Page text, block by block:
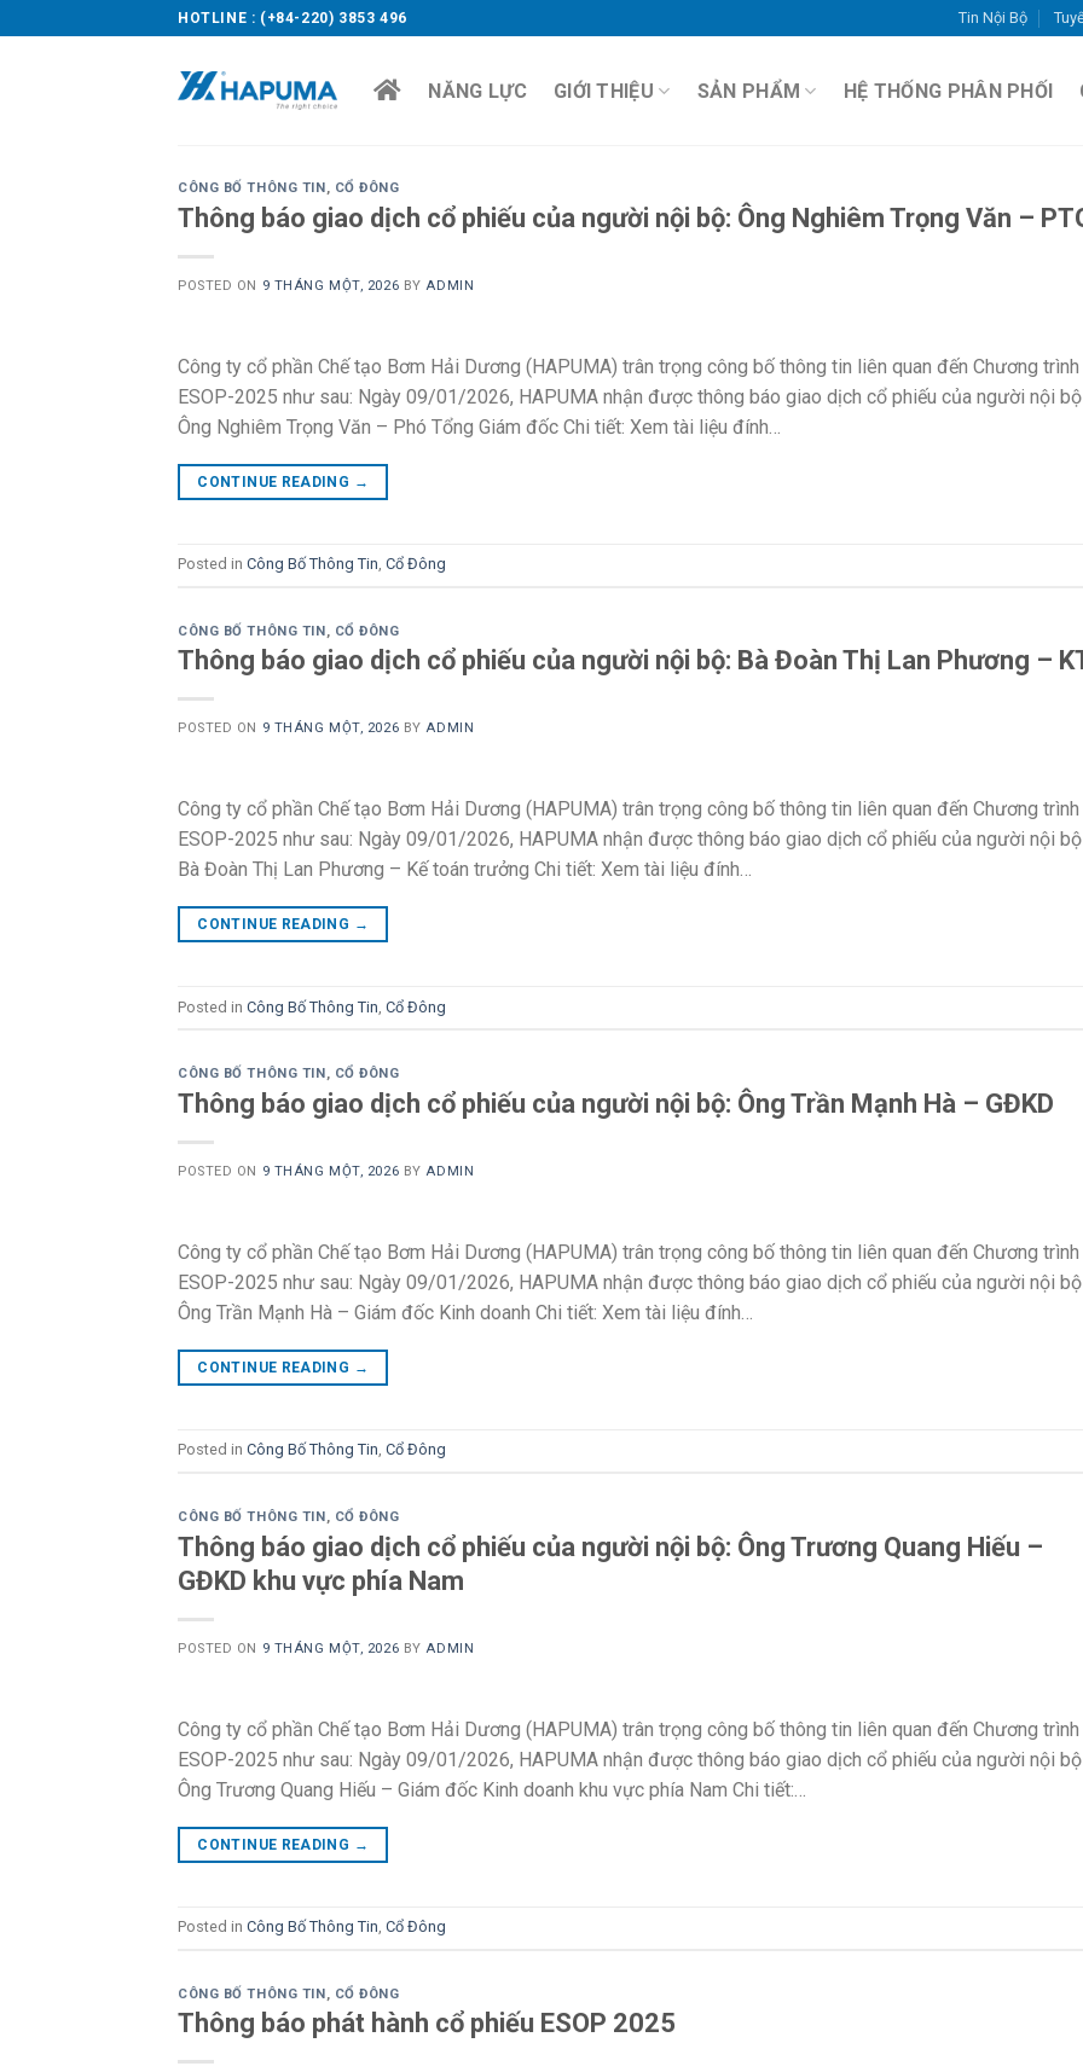
to
HOTLINE : (+84-220) 3853 496 Tin Nội Bộ
NĂNG LỰC GIỚI THIỆU SẢN PHẨM HỆ THỐNG PHÂN PHỐI
CÔNG BỐ THÔNG TIN, CỔ ĐÔNG
Thông báo giao dịch cổ phiếu của người nội bộ: Ông Nghiêm Trọng Văn –
POSTED ON 9 THÁNG MỘT, 2026 BY ADMIN
Công ty cổ phần Chế tạo Bơm Hải Dương (HAPUMA) trân trọng công bố thông tin liên quan đến Chương trình
ESOP-2025 như sau: Ngày 09/01/2026, HAPUMA nhận được thông báo giao dịch cổ phiếu của người nội
Ông Nghiêm Trọng Văn – Phó Tổng Giám đốc Chi tiết: Xem tài liệu đính…
CONTINUE READING →
Posted in Công Bố Thông Tin Cổ Đông
CÔNG BỐ THÔNG TIN, CỔ ĐÔNG
Thông báo giao dịch cổ phiếu của người nội bộ: Bà Đoàn Thị Lan Phương –
POSTED ON 9 THÁNG MỘT, 2026 BYADMIN
Công ty cổ phần Chế tạo Bơm Hải Dương (HAPUMA) trân trọng công bố thông tin liên quan đến Chương trình
ESOP-2025 như sau: Ngày 09/01/2026, HAPUMA nhận được thông báo giao dịch cổ phiếu của người nội
Bà Đoàn Thị Lan Phương – Kế toán trưởng Chi tiết: Xem tài liệu đính…
CONTINUE READING →
Posted in Công Bố Thông Tin Cổ Đông
CÔNG BỐ THÔNG TIN , CỔ ĐÔNG
Thông báo giao dịch cổ phiếu của người nội bộ: Ông Trần Mạnh Hà – GĐKD
POSTED ON 9 THÁNG MỘT, 2026 BYADMIN
Công ty cổ phần Chế tạo Bơm Hải Dương (HAPUMA) trân trọng công bố thông tin liên quan đến Chương trình
ESOP-2025 như sau: Ngày 09/01/2026, HAPUMA nhận được thông báo giao dịch cổ phiếu của người nội
Ông Trần Mạnh Hà – Giám đốc Kinh doanh Chi tiết: Xem tài liệu đính…
CONTINUE READING →
Posted in Công Bố Thông Tin, Cổ Đông
CÔNG BỐ THÔNG TIN, CỔ ĐÔNG
Thông báo giao dịch cổ phiếu của người nội bộ: Ông Trương Quang Hiếu –
GĐKD khu vực phía Nam
POSTED ON 9 THÁNG MỘT, 2026 BY ADMIN
Công ty cổ phần Chế tạo Bơm Hải Dương (HAPUMA) trân trọng công bố thông tin liên quan đến Chương trình
ESOP-2025 như sau: Ngày 09/01/2026, HAPUMA nhận được thông báo giao dịch cổ phiếu của người nội
Ông Trương Quang Hiếu – Giám đốc Kinh doanh khu vực phía Nam Chi tiết:…
CONTINUE READING →
Posted in Công Bố Thông Tin Cổ Đông
CÔNG BỐ THÔNG TIN, CỔ ĐÔNG
Thông báo phát hành cổ phiếu ESOP 2025